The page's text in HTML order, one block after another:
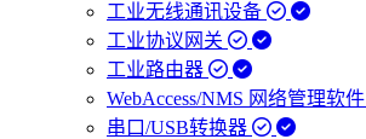
工业无线通讯设备
工业协议网关
工业路由器
WebAccess/NMS 网络管理软件
串口/USB转换器